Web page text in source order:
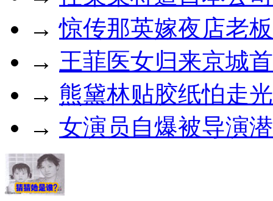
→惊传那英嫁夜店老
→ 王菲医女归来京城
→ 熊黛林贴胶纸怕走
→ 女演员自爆被导演